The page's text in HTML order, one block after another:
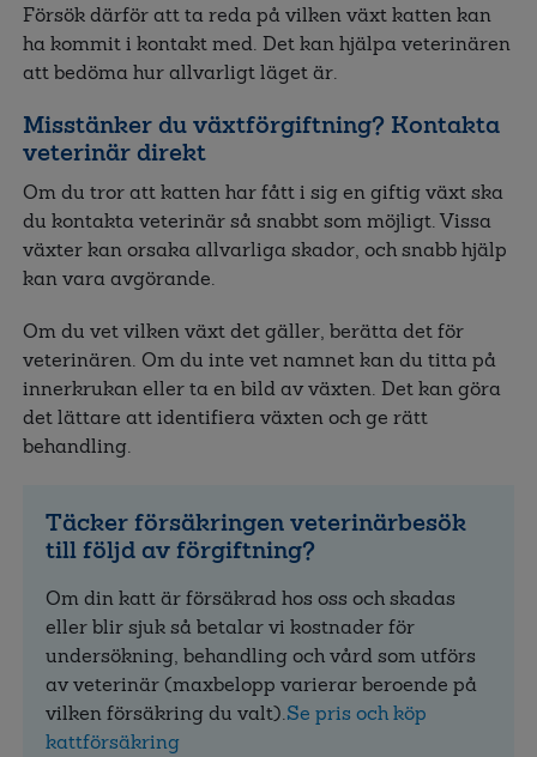
Försök därför att ta reda på vilken växt katten kan
ha kommit i kontakt med. Det kan hjälpa veterinären
att bedöma hur allvarligt läget är.
Misstänker du växtförgiftning? Kontakta
veterinär direkt
Om du tror att katten har fått i sig en giftig växt ska
du kontakta veterinär så snabbt som möjligt. Vissa
växter kan orsaka allvarliga skador, och snabb hjälp
kan vara avgörande.
Om du vet vilken växt det gäller, berätta det för
veterinären. Om du inte vet namnet kan du titta på
innerkrukan eller ta en bild av växten. Det kan göra
det lättare att identifiera växten och ge rätt
behandling.
Täcker försäkringen veterinärbesök
till följd av förgiftning?
Om din katt är försäkrad hos oss och skadas
eller blir sjuk så betalar vi kostnader för
undersökning, behandling och vård som utförs
av veterinär (maxbelopp varierar beroende på
vilken försäkring du valt).Se pris och köp
kattförsäkring